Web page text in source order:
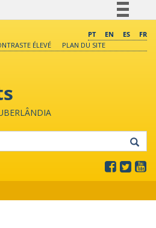
Comunica BR
PT EN ES
FR
ÉLEVÉ PLAN DU SITE